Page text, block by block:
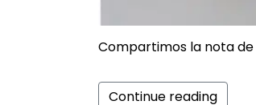
Compartimos la nota
Continue reading